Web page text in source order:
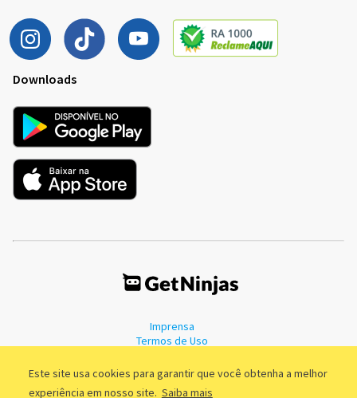
Este site usa cookies para garantir que você obtenha a melhor
experiência em nosso site. Saiba mais
Downloads
Imprensa
Termos de Uso